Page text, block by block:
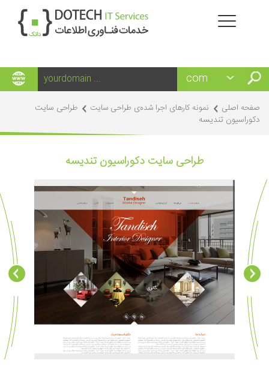
صفحه اصلی نمونه کارهای اجرا شده‌ی طراحی سایت
طراحی سایت
دکوراسیون تندیسه
طراحی سایت دکوراسیون تندیسه